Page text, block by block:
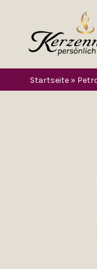
Startseite »